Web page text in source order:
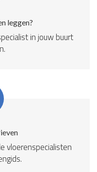
leggen?
in jouw buurt
vloerenspecialisten